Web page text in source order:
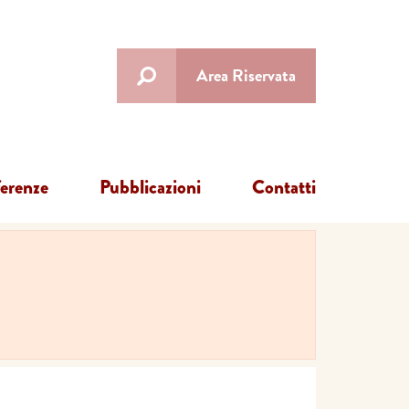
Area Riservata
Pubblicazioni Contatti